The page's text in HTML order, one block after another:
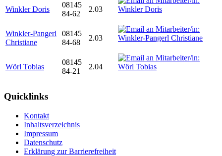
Winkler Doris
08145
84-62
2.03
Winkler-Pangerl
Christiane
08145
84-68
2.03
Wörl Tobias
08145
84-21
2.04
Quicklinks
Kontakt
Inhaltsverzeichnis
Impressum
Datenschutz
Erklärung zur Barrierefreiheit